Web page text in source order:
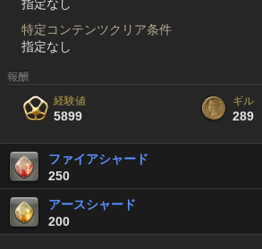
指定なし
特定コンテンツクリア条件
指定なし
報酬
経験値
5899
ギル
289
ファイアシャード
250
アースシャード
200